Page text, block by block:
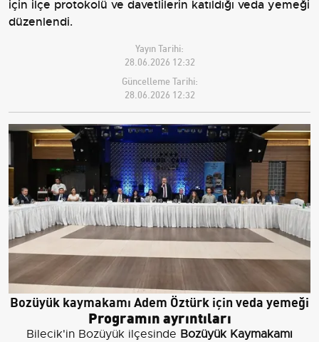
için ilçe protokolü ve davetlilerin katıldığı veda yemeği
düzenlendi.
Yayın Tarihi:
28.06.2026 12:32
Güncelleme Tarihi:
28.06.2026 12:32
Bozüyük kaymakamı Adem Öztürk için veda yemeği
Programın ayrıntıları
Bilecik'in Bozüyük ilçesinde Bozüyük Kaymakamı